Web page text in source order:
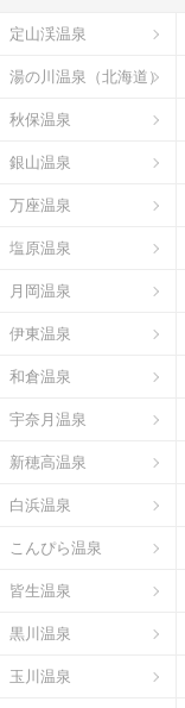
定山渓温泉
湯の川温泉（北海道）
秋保温泉
銀山温泉
万座温泉
塩原温泉
月岡温泉
伊東温泉
和倉温泉
宇奈月温泉
新穂高温泉
白浜温泉
こんぴら温泉
皆生温泉
黒川温泉
玉川温泉